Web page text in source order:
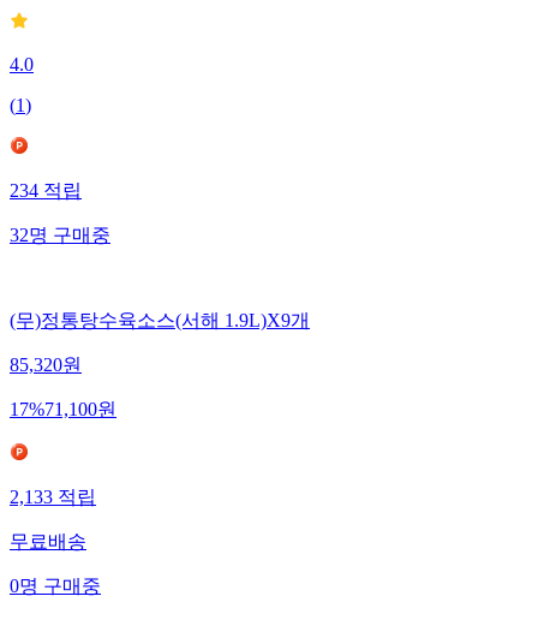
4.0
(1)
234 적립
32명 구매중
(무)정통탕수육소스(서해 1.9L)X9개
85,320원
17%71,100원
2,133 적립
무료배송
0명 구매중